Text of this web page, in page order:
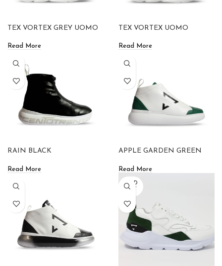
TEX VORTEX GREY UOMO
Read More
TEX VORTEX UOMO
Read More
RAIN BLACK
Read More
APPLE GARDEN GREEN
Read More
SOLD
OUT